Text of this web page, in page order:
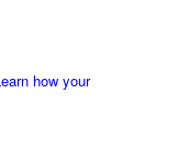
how your